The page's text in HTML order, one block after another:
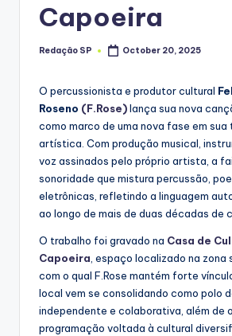
Capoeira
Posted
Redação SP October 20, 2025
O percussionista e produtor cultural
Roseno (F.Rose)lança sua nova
como marco de uma nova fase em
artística. Com produção musical,
voz assinados pelo próprio artista, a
sonoridade que mistura percussão,
eletrônicas, refletindo a linguagem
ao longo de mais de duas décadas de
O trabalho foi gravado na Casa de
Capoeira , espaço localizado na zona
com o qual F.Rose mantém forte
local vem se consolidando como polo
independente e colaborativa, além de
programação voltada à cultural